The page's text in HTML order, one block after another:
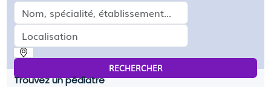
Médecin, spécialité, établissement...
Localisation
RECHERCHER
Trouvez un pédiatre